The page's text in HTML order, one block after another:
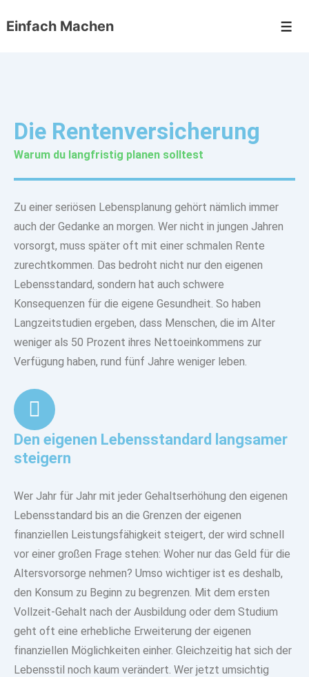
Einfach Machen
Die Rentenversicherung
Warum du langfristig planen solltest
Zu einer seriösen Lebensplanung gehört nämlich immer
auch der Gedanke an morgen. Wer nicht in jungen Jahren
vorsorgt, muss später oft mit einer schmalen Rente
zurechtkommen. Das bedroht nicht nur den eigenen
Lebensstandard, sondern hat auch schwere
Konsequenzen für die eigene Gesundheit. So haben
Langzeitstudien ergeben, dass Menschen, die im Alter
weniger als 50 Prozent ihres Nettoeinkommens zur
Verfügung haben, rund fünf Jahre weniger leben.
Den eigenen Lebensstandard langsamer
steigern
Wer Jahr für Jahr mit jeder Gehaltserhöhung den eigenen
Lebensstandard bis an die Grenzen der eigenen
finanziellen Leistungsfähigkeit steigert, der wird schnell
vor einer großen Frage stehen: Woher nur das Geld für die
Altersvorsorge nehmen? Umso wichtiger ist es deshalb,
den Konsum zu Beginn zu begrenzen. Mit dem ersten
Vollzeit-Gehalt nach der Ausbildung oder dem Studium
geht oft eine erhebliche Erweiterung der eigenen
finanziellen Möglichkeiten einher. Gleichzeitig hat sich der
Lebensstil noch kaum verändert. Wer jetzt umsichtig